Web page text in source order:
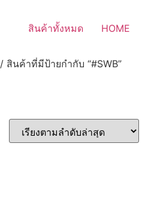
สินค้าทั้งหมด HOME
/ สินค้าที่มีป้ายกำกับ “#SWB”